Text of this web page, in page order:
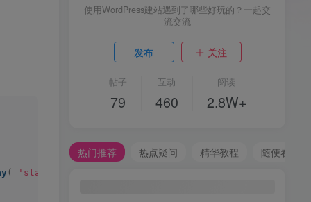
( 'status'
使用WordPress建站遇到了哪些好玩的？一起交
流交流
发布 关注
帖子
79
互动
460
阅读
2.8W+
热门推荐 热点疑问 精华教程 随便看看